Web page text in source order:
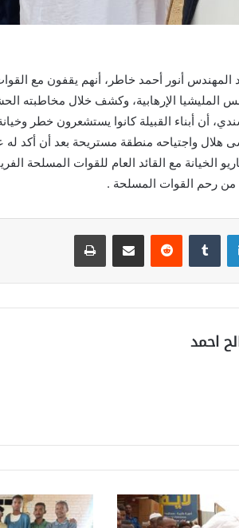
المهندس أنور أحمد خاطر، أنهم يقفون مع
المليشيا الإرهابية، وكشف خلال
أن أبناء القبيلة كانوا يستشعرون خطر
هلال واجتياحه منطقة مستريحة بعد أن أكد له
الخيانة مع القائد العام للقوات المسلحة
من رحم القوات المسلحة .
لينكدإن
احمد